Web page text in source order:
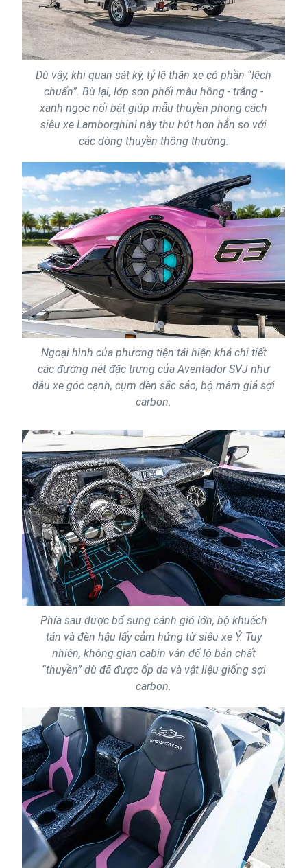
Dù vậy, khi quan sát kỹ, tỷ lệ thân xe có phần “lệch
chuẩn”. Bù lại, lớp sơn phối màu hồng - trắng -
xanh ngọc nổi bật giúp mẫu thuyền phong cách
siêu xe Lamborghini này thu hút hơn hẳn so với
các dòng thuyền thông thường.
Ngoại hình của phương tiện tái hiện khá chi tiết
các đường nét đặc trưng của Aventador SVJ như
đầu xe góc cạnh, cụm đèn sắc sảo, bộ mâm giả sợi
carbon.
Phía sau được bổ sung cánh gió lớn, bộ khuếch
tán và đèn hậu lấy cảm hứng từ siêu xe Ý. Tuy
nhiên, không gian cabin vẫn để lộ bản chất
“thuyền” dù đã được ốp da và vật liệu giống sợi
carbon.